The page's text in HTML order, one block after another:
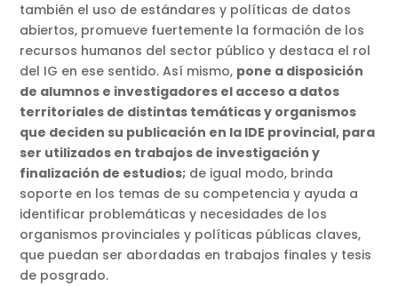
también el uso de estándares y políticas de datos
abiertos, promueve fuertemente la formación de los
recursos humanos del sector público y destaca el rol
del IG en ese sentido. Así mismo, pone a disposición
de alumnos e investigadores el acceso a datos
territoriales de distintas temáticas y organismos
que deciden su publicación en la IDE provincial, para
ser utilizados en trabajos de investigación y
finalización de estudios; de igual modo, brinda
soporte en los temas de su competencia y ayuda a
identificar problemáticas y necesidades de los
organismos provinciales y políticas públicas claves,
que puedan ser abordadas en trabajos finales y tesis
de posgrado.